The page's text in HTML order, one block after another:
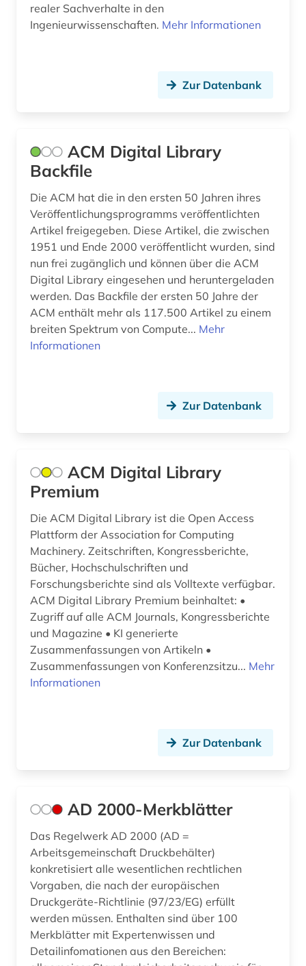
book e (1)
cad (1)
cd-rom (8)
cellulosechemie (1)
chemie (104)
chemie-ingenieurwesen (1)
chemikalienbeständigkeit (1)
computer to plate (1)
computerlinguistik (1)
computersicherheit (1)
computertechnik (2)
controlling (1)
daten (1)
datensammlung (10)
datentechnik (1)
designregister (1)
deutsch (5)
deutschland (6)
diagnose (1)
diagramm (1)
diebstahlsicherung (1)
dienstleistung (1)
realer Sachverhalte in den
Ingenieurwissenschaften. Mehr Informationen
Zur Datenbank
ACM Digital Library
Backfile
Die ACM hat die in den ersten 50 Jahren ihres
Veröffentlichungsprogramms veröffentlichten
Artikel freigegeben. Diese Artikel, die zwischen
1951 und Ende 2000 veröffentlicht wurden, sind
nun frei zugänglich und können über die ACM
Digital Library eingesehen und heruntergeladen
werden. Das Backfile der ersten 50 Jahre der
ACM enthält mehr als 117.500 Artikel zu einem
breiten Spektrum von Compute... Mehr
Informationen
Zur Datenbank
ACM Digital Library
Premium
Die ACM Digital Library ist die Open Access
Plattform der Association for Computing
Machinery. Zeitschriften, Kongressberichte,
Bücher, Hochschulschriften und
Forschungsberichte sind als Volltexte verfügbar.
ACM Digital Library Premium beinhaltet: •
Zugriff auf alle ACM Journals, Kongressberichte
und Magazine • KI generierte
Zusammenfassungen von Artikeln •
Zusammenfassungen von Konferenzsitzu... Mehr
Informationen
Zur Datenbank
AD 2000-Merkblätter
Das Regelwerk AD 2000 (AD =
Arbeitsgemeinschaft Druckbehälter)
konkretisiert alle wesentlichen rechtlichen
Vorgaben, die nach der europäischen
Druckgeräte-Richtlinie (97/23/EG) erfüllt
werden müssen. Enthalten sind über 100
Merkblätter mit Expertenwissen und
Detailinfomationen aus den Bereichen: